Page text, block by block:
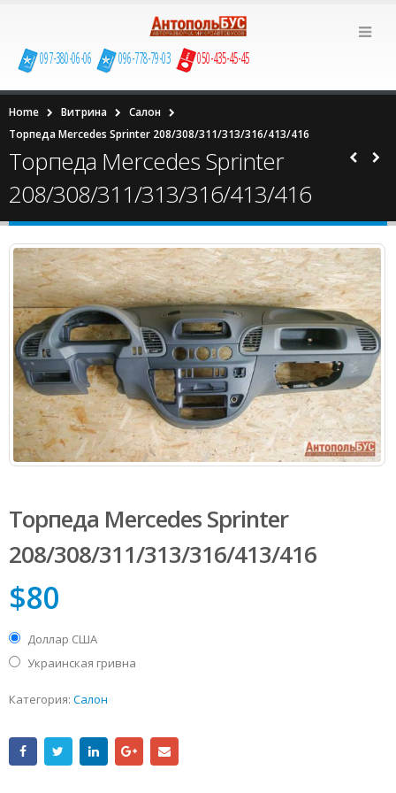
097-380-06-06 096-778-79-03 050-435-45-45
Home Витрина
Салон
Торпеда Mercedes Sprinter 208/308/311/313/316/413/416
Торпеда Mercedes Sprinter
208/308/311/313/316/413/416
Торпеда Mercedes Sprinter
208/308/311/313/316/413/416
$80
Доллар США
Украинская гривна
Категория: Салон